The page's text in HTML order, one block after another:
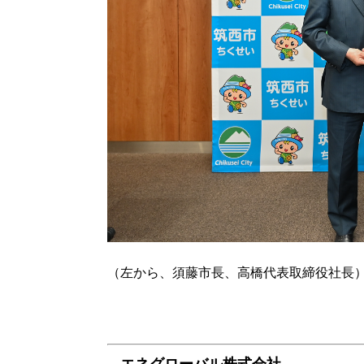
（左から、須藤市長、高橋代表取締役社長